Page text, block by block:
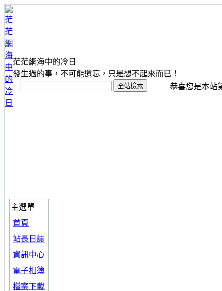
茫茫網海中的冷日
發生過的事，不可能遺忘，只是想不起來而已！
恭喜您是本站
主選單
首頁
站長日誌
資訊中心
電子相簿
檔案下載